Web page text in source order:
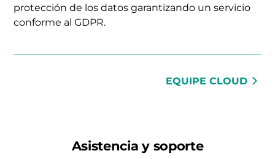
protección de los datos garantizando un servicio
conforme al GDPR.
EQUIPE CLOUD
Asistencia y soporte